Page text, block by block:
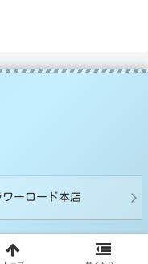
ーロード本店